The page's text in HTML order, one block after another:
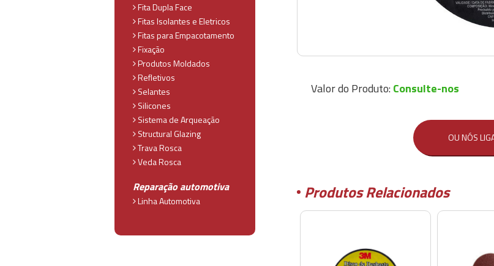
Fita Dupla Face
Fitas Isolantes e Eletricos
Fitas para Empacotamento
Fixação
Produtos Moldados
Refletivos
Selantes
Silicones
Sistema de Arqueação
Structural Glazing
Trava Rosca
Veda Rosca
Reparação automotiva
Linha Automotiva
Valor do Produto: Consulte-nos
OU NÓS
Produtos Relacionados